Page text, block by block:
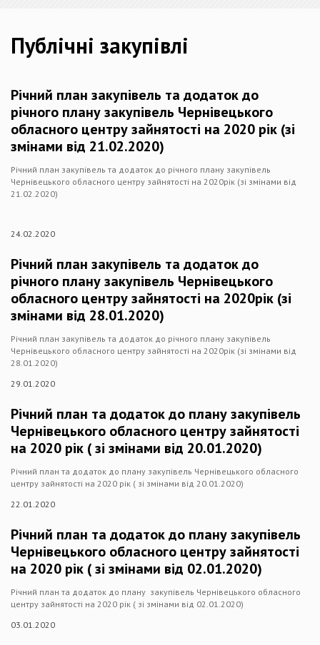
Публічні закупівлі
Річний план закупівель та додаток до
річного плану закупівель Чернівецького
обласного центру зайнятості на 2020 рік (зі
змінами від 21.02.2020)
Річний план закупівель та додаток до річного плану закупівель
Чернівецького обласного центру зайнятості на 2020рік (зі змінами від
21.02.2020)
24.02.2020
Річний план закупівель та додаток до
річного плану закупівель Чернівецького
обласного центру зайнятості на 2020рік (зі
змінами від 28.01.2020)
Річний план закупівель та додаток до річного плану закупівель
Чернівецького обласного центру зайнятості на 2020рік (зі змінами від
28.01.2020)
29.01.2020
Річний план та додаток до плану закупівель
Чернівецького обласного центру зайнятості
на 2020 рік ( зі змінами від 20.01.2020)
Річний план та додаток до плану закупівель Чернівецького обласного
центру зайнятості на 2020 рік ( зі змінами від 20.01.2020)
22.01.2020
Річний план та додаток до плану закупівель
Чернівецького обласного центру зайнятості
на 2020 рік ( зі змінами від 02.01.2020)
Річний план та додаток до плану закупівель Чернівецького обласного
центру зайнятості на 2020 рік ( зі змінами від 02.01.2020)
03.01.2020